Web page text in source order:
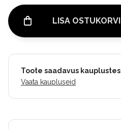
LISA OSTUKORVI
Toote saadavus kauplustes
Vaata kaupluseid